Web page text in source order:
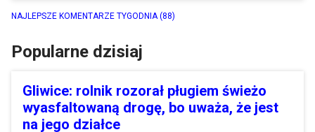
NAJLEPSZE KOMENTARZE TYGODNIA(88)
Popularne dzisiaj
Gliwice: rolnik rozorał pługiem świeżo
wyasfaltowaną drogę, bo uważa, że jest
na jego działce